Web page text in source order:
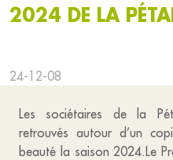
2024 DE LA
24-12-08
Les sociétaires de la
retrouvés autour d’un
beauté la saison 2024.Le